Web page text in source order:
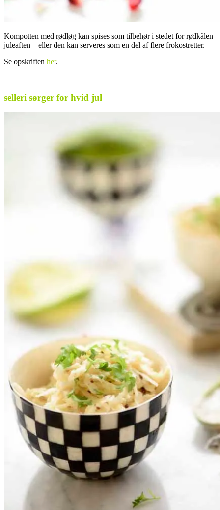
Kompotten med rødløg kan spises som tilbehør i stedet for rødkålen
juleaften – eller den kan serveres som en del af flere frokostretter.
Se opskriften her.
selleri sørger for hvid jul